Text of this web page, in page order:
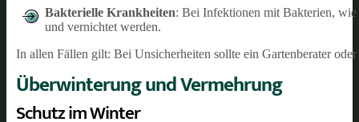
Bakterielle Krankheiten: Bei Infektionen mit Bakterien, wie
und vernichtet werden.
In allen Fällen gilt: Bei Unsicherheiten sollte ein Gartenberater
Überwinterung und Vermehrung
Schutz im Winter